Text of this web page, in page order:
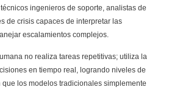
ingenieros de soporte, analistas de
de crisis capaces de interpretar las
escalamientos complejos.
no realiza tareas repetitivas; utiliza la
en tiempo real, logrando niveles de
los modelos tradicionales simplemente